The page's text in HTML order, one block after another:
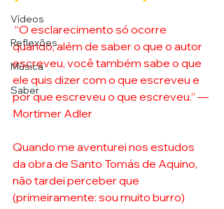
Vídeos
Reflexões
Música
Saber
quando, além de saber o que o autor
escreveu, você também sabe o que
ele quis dizer com o que escreveu e
por que escreveu o que escreveu.” —
Mortimer Adler
Quando me aventurei nos estudos
da obra de Santo Tomás de Aquino,
não tardei perceber que
(primeiramente: sou muito burro)